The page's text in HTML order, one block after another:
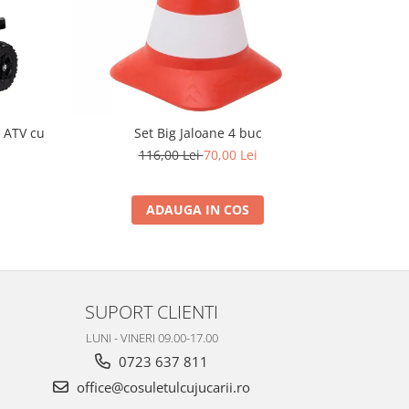
cu
Set Big Jaloane 4 buc
116,00 Lei70,00 Lei
ADAUGA IN COS
SUPORT CLIENTI
LUNI - VINERI 09.00-17.00
0723 637 811
office@cosuletulcujucarii.ro